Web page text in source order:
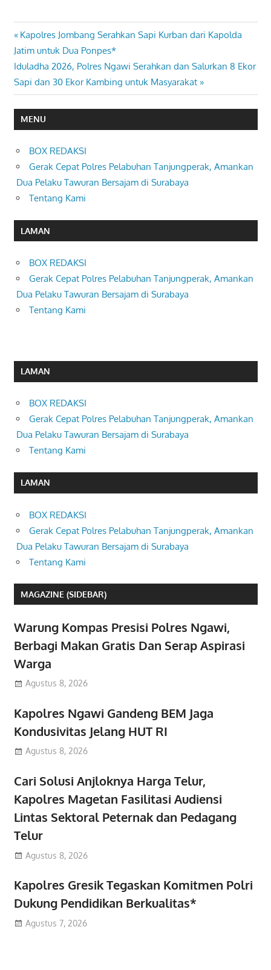
Navigasi
pos
Previous
Post:
Kapolres Jombang Serahkan Sapi Kurban dari Kapolda
Jatim untuk Dua Ponpes*
Next
Post:
Iduladha 2026, Polres Ngawi Serahkan dan Salurkan 8 Ekor
Sapi dan 30 Ekor Kambing untuk Masyarakat
MENU
BOX REDAKSI
Gerak Cepat Polres Pelabuhan Tanjungperak, Amankan
Dua Pelaku Tawuran Bersajam di Surabaya
Tentang Kami
LAMAN
BOX REDAKSI
Gerak Cepat Polres Pelabuhan Tanjungperak, Amankan
Dua Pelaku Tawuran Bersajam di Surabaya
Tentang Kami
LAMAN
BOX REDAKSI
Gerak Cepat Polres Pelabuhan Tanjungperak, Amankan
Dua Pelaku Tawuran Bersajam di Surabaya
Tentang Kami
LAMAN
BOX REDAKSI
Gerak Cepat Polres Pelabuhan Tanjungperak, Amankan
Dua Pelaku Tawuran Bersajam di Surabaya
Tentang Kami
MAGAZINE (SIDEBAR)
Warung Kompas Presisi Polres Ngawi,
Berbagi Makan Gratis Dan Serap Aspirasi
Warga
Agustus 8, 2026
Kapolres Ngawi Gandeng BEM Jaga
Kondusivitas Jelang HUT RI
Agustus 8, 2026
Cari Solusi Anjloknya Harga Telur,
Kapolres Magetan Fasilitasi Audiensi
Lintas Sektoral Peternak dan Pedagang
Telur
Agustus 8, 2026
Kapolres Gresik Tegaskan Komitmen Polri
Dukung Pendidikan Berkualitas*
Agustus 7, 2026